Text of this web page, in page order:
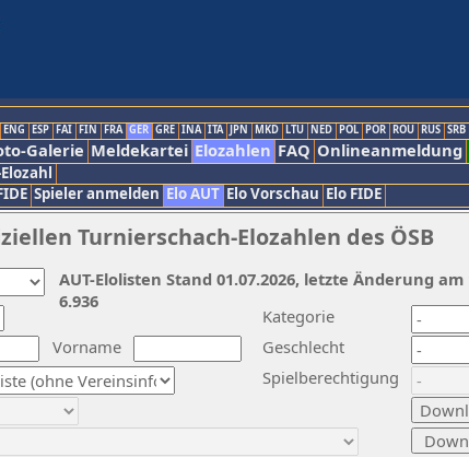
ENG ESP FAI FIN FRA GER GRE INA ITA JPN MKD LTU NED POL POR ROU RUS SRB
Galerie Meldekartei Elozahlen FAQ Onlineanmeldung
Spieler anmelden Elo AUT Elo Vorschau Elo FIDE
Turnierschach-Elozahlen des ÖSB
Vorname
Kategorie
Geschlecht
Spielberechtigung
AUT-Elolisten Stand 01.07.2026, letzte Änderung
6.936